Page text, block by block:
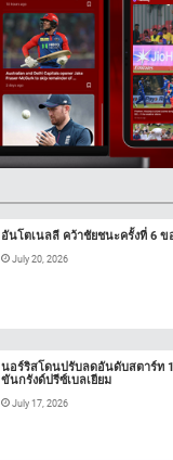
อันโตเนลลี คว้าชัยชนะครั้งที่ 6 ข
July 20, 2026
นอร์ริสโดนปรับลดอันดับสตาร์ท
ขันกรังด์ปรีซ์เบลเยียม
July 17, 2026